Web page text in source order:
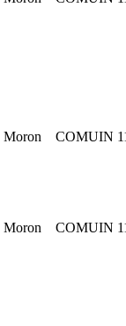
Moron COMUIN
Moron COMUIN